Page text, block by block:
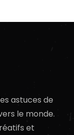
astuces de
le monde.
et